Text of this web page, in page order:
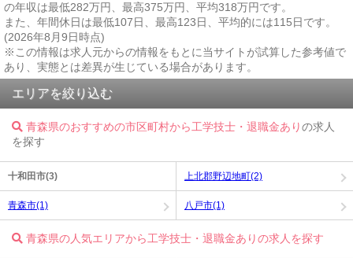
の年収は最低282万円、最高375万円、平均318万円です。
また、年間休日は最低107日、最高123日、平均的には115日です。
(2026年8月9日時点)
※この情報は求人元からの情報をもとに当サイトが試算した参考値で
あり、実態とは差異が生じている場合があります。
エリアを絞り込む
青森県のおすすめの市区町村から工学技士・退職金ありの求人
を探す
十和田市(3) 上北郡野辺地町(2)
青森市(1) 八戸市(1)
青森県の人気エリアから工学技士・退職金ありの求人を探す